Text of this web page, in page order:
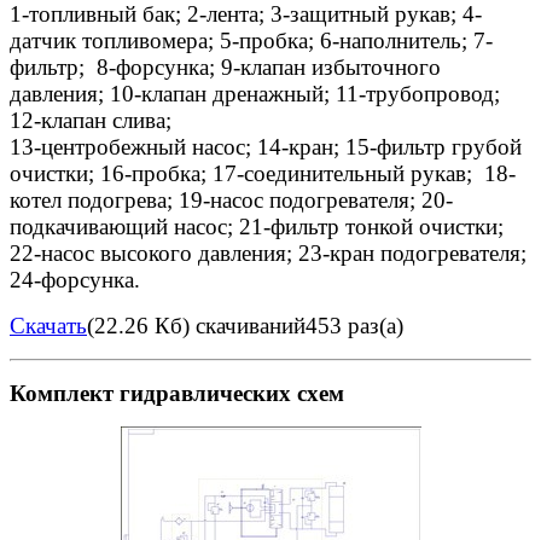
1-топливный бак; 2-лента; 3-защитный рукав; 4-
датчик топливомера; 5-пробка; 6-наполнитель; 7-
фильтр; 8-форсунка; 9-клапан избыточного
давления; 10-клапан дренажный; 11-трубопровод;
12-клапан слива;
13-центробежный насос; 14-кран; 15-фильтр грубой
очистки; 16-пробка; 17-соединительный рукав; 18-
котел подогрева; 19-насос подогревателя; 20-
подкачивающий насос; 21-фильтр тонкой очистки;
22-насос высокого давления; 23-кран подогревателя;
24-форсунка.
Скачать(22.26 Кб) скачиваний453 раз(а)
Комплект гидравлических схем